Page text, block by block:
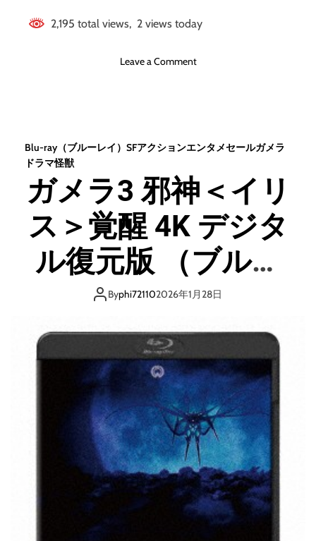
2,195 total views, 2 views today
Leave a Commento
：
戦
記
（
ト
・
）
（
ル
ー
レ
イ
デ
ィ
ス
ク
Blu-ray（ブルーレイ） SFアクションエンタメセールガメラ
ドラマ怪獣
ガメラ3 邪神＜イリ
ス＞覚醒 4K デジタ
ル復元版 （ブルー
レイディスク）
Byphi721102026年1月28日